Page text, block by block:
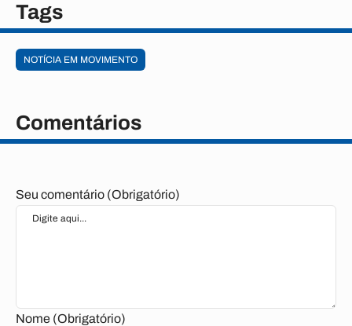
Tags
NOTÍCIA EM MOVIMENTO
Comentários
Seu comentário (Obrigatório)
Nome (Obrigatório)